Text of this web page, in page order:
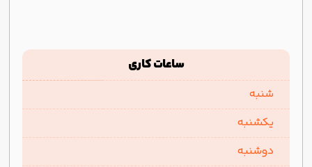
ساعات کاری
شنبه
یکشنبه
دوشنبه